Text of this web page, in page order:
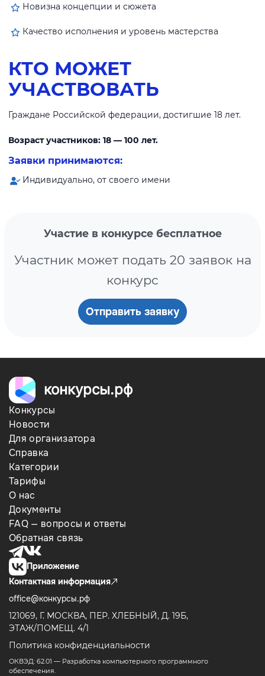
Новизна концепции и сюжета
Качество исполнения и уровень мастерства
КТО МОЖЕТ
УЧАСТВОВАТЬ
Граждане Российской федерации, достигшие 18 лет.
Возраст участников: 18 — 100 лет.
Заявки принимаются:
Индивидуально, от своего имени
Участие в конкурсе бесплатное
Участник может подать 20 заявок на
конкурс
Отправить заявку
конкурсы.рф
Конкурсы
Новости
Для организатора
Справка
Категории
Тарифы
О нас
Документы
FAQ — вопросы и ответы
Обратная связь
Приложение
Контактная информация
office@конкурсы.рф
121069, Г. МОСКВА, ПЕР. ХЛЕБНЫЙ, Д. 19Б,
ЭТАЖ/ПОМЕЩ. 4/1
Политика конфиденциальности
ОКВЭД: 62.01 — Разработка компьютерного программного
обеспечения.